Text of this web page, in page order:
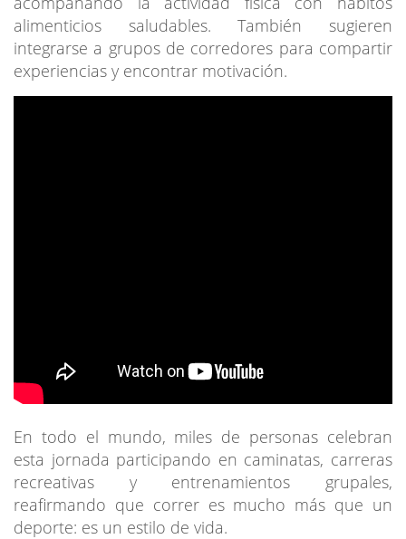
alimenticios saludables. También sugieren
integrarse a grupos de corredores para compartir
experiencias y encontrar motivación.
En todo el mundo, miles de personas celebran
esta jornada participando en caminatas, carreras
recreativas y entrenamientos grupales,
reafirmando que correr es mucho más que un
deporte: es un estilo de vida.